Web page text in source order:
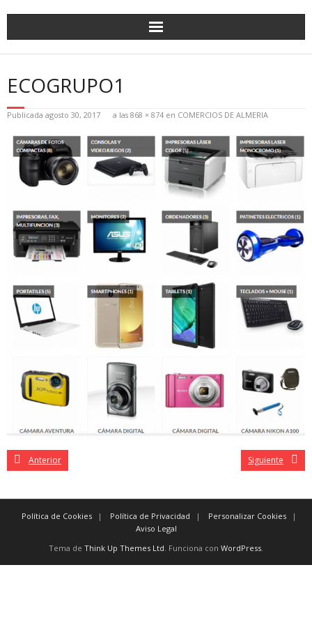
ECOGRUPO1
Publicada agosto 30, 2017 a las 868 × 874 en COMERCIOS DE ALMERIA
Anterior Siguiente
Política de Cookies Política de Privacidad
Personalizar Cookies
Aviso Legal
Tema de Think Up Themes Ltd . Funciona con WordPress